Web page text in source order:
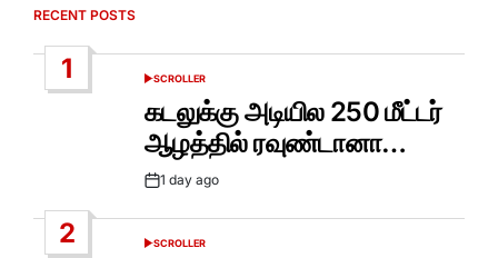
RECENT POSTS
1
POSTED
SCROLLER
கடலுக்கு அடியில 250 மீட்டர்
ஆழத்தில் ரவுண்டானா…
Post1 day ago
2
POSTED
SCROLLER